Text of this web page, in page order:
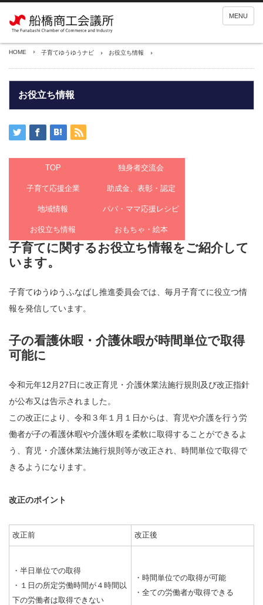
MENU
HOME 子育てゆうゆうナビ お役立ち情報
お役立ち情報
TOP 独身者交流会
子育て応援企業 助成金、表彰・認定
地域情報 パパ・ママ応援レシピ
お役立ち情報 おもちゃ・絵本
子育てに関するお役立ち情報をご紹介して
います。
子育てゆうゆうふなばし推進委員会では、毎月子育てに役立つ情
報を発信しています。
子の看護休暇・介護休暇が時間単位で取得
可能に
令和元年12月27日に改正育児・介護休業法施行規則及び改正指針
が公布又は告示されました。
この改正により、令和３年１月１日からは、育児や介護を⾏う労
働者が⼦の看護休暇や介護休暇を柔軟に取得することができるよ
う、育児・介護休業法施⾏規則等が改正され、時間単位で取得で
きるようになります。
改正のポイント
改正前 改正後
・半⽇単位での取得
・１⽇の所定労働時間が４時間以
下の労働者は取得できない
・時間単位での取得が可能
・全ての労働者が取得できる